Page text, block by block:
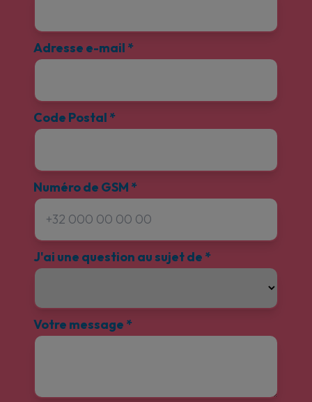
Adresse e-mail *
Code Postal *
Numéro de GSM *
J'ai une question au sujet de *
Votre message *